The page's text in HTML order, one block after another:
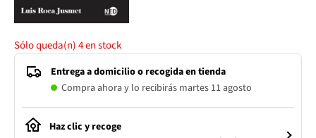
Sólo queda(n)4en stock
Entrega a domicilio o recogida en tienda
Compra ahora y lo recibirás martes 11 agosto
Haz clic y recoge